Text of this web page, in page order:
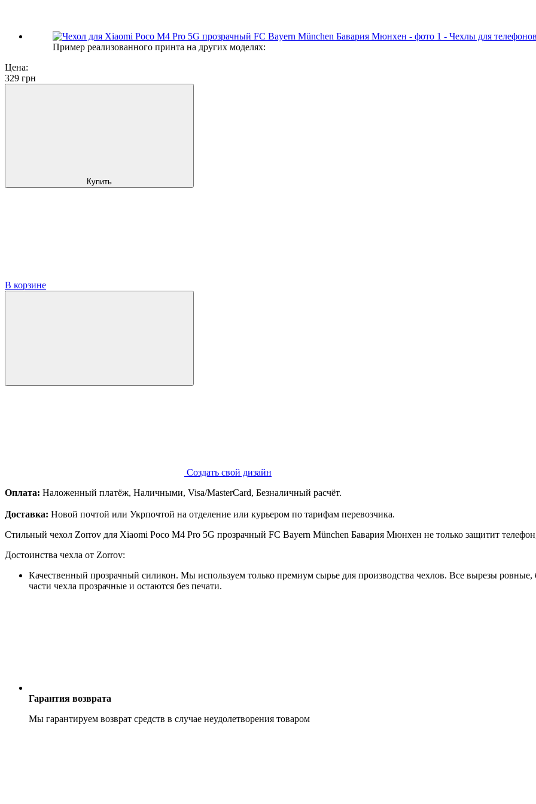
Пример реализованного принта на других моделях:
Цена:
329 грн
Купить
В корзине
Создать свой дизайн
Оплата: Наложенный платёж, Наличными, Visa/MasterCard, Безналичный расчёт.
Доставка: Новой почтой или Укрпочтой на отделение или курьером по тарифам перевозчика.
Стильный чехол Zorrov для Xiaomi Poco M4 Pro 5G прозрачный FC Bayern München Бавария Мюнхен не только защитит
Достоинства чехла от Zorrov:
Качественный прозрачный силикон. Мы используем только премиум сырье для производства чехлов. Все вырезы ровные,
части чехла прозрачные и остаются без печати.
Гарантия возврата
Мы гарантируем возврат средств в случае неудолетворения товаром